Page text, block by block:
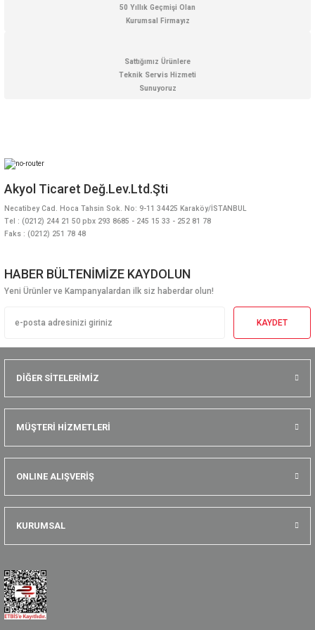
50 Yıllık Geçmişi Olan
Kurumsal Firmayız
Sattığımız Ürünlere
Teknik Servis Hizmeti
Sunuyoruz
Akyol Ticaret Değ.Lev.Ltd.Şti
Necatibey Cad. Hoca Tahsin Sok. No: 9-11 34425 Karaköy/İSTANBUL
Tel : (0212) 244 21 50 pbx 293 8685 - 245 15 33 - 252 81 78
Faks : (0212) 251 78 48
HABER BÜLTENİMİZE KAYDOLUN
Yeni Ürünler ve Kampanyalardan ilk siz haberdar olun!
KAYDET
DİĞER SİTELERİMİZ
MÜŞTERİ HİZMETLERİ
ONLINE ALIŞVERİŞ
KURUMSAL